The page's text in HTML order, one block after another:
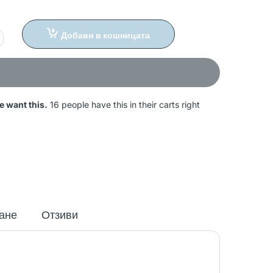
Добави в кошницата
want this. 16 people have this in their carts right
Отзиви